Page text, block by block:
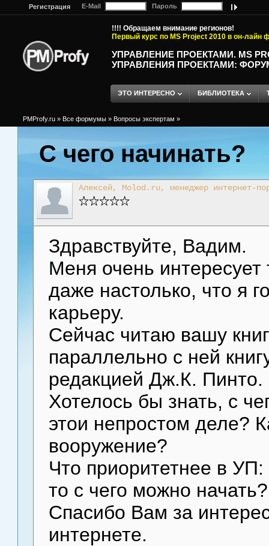
Регистрация E-Mail Пароль
!!!! Обращаем внимание регионов!
Первый курс по MS Project 2010 в он-лайн
УПРАВЛЕНИЕ ПРОЕКТАМИ. MS
УПРАВЛЕНИЯ ПРОЕКТАМИ:
ЭТО ИНТЕРЕСНО БИБЛИОТЕКА
PMProfy.ru » Все формумы » Вопросы экспертам »
С чего начинать?
Алексей, Molod.ru, менеджер интернет-
Здравствуйте, Вадим.
Меня очень
даже настолько, что я
карьеру.
Сейчас читаю вашу
параллельно с ней
редакцией Дж.К. Пинто.
Хотелось бы знать, с
этои непростом деле?
вооружение?
Что приоритетнее в
то с чего можно начать?
Спасибо Вам за
интернете.